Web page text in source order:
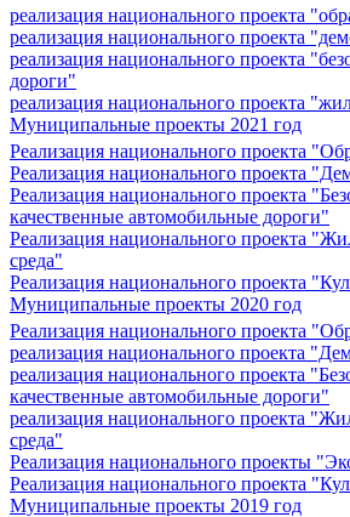
реализация национального проекта
реализация национального проекта
реализация национального проекта
дороги"
реализация национального проекта
Муниципальные проекты 2021 год
Реализация национального проекта
Реализация национального проекта
Реализация национального проекта
качественные автомобильные дороги"
Реализация национального проекта
среда"
Реализация национального проекта
Муниципальные проекты 2020 год
Реализация национального проекта
реализация национального проекта
реализация национального проекта
качественные автомобильные дороги"
реализация национального проекта
среда"
Реализация национального проекты
Реализация национального проекта
Муниципальные проекты 2019 год